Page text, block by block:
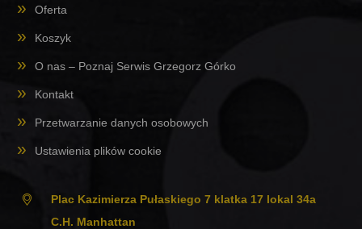
Oferta
Koszyk
O nas – Poznaj Serwis Grzegorz Górko
Kontakt
Przetwarzanie danych osobowych
Ustawienia plików cookie
Plac Kazimierza Pułaskiego 7 klatka 17 lokal 34a
C.H. Manhattan